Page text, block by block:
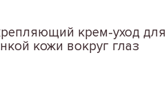
крем-уход для
кожи вокруг глаз